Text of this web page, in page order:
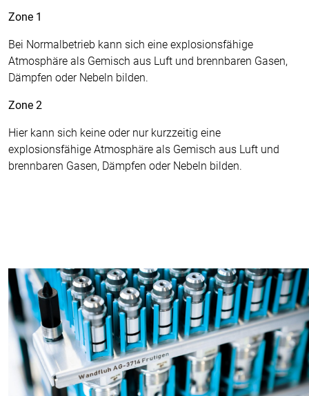
Zone 1
Bei Normalbetrieb kann sich eine explosionsfähige
Atmosphäre als Gemisch aus Luft und brennbaren Gasen,
Dämpfen oder Nebeln bilden.
Zone 2
Hier kann sich keine oder nur kurzzeitig eine
explosionsfähige Atmosphäre als Gemisch aus Luft und
brennbaren Gasen, Dämpfen oder Nebeln bilden.